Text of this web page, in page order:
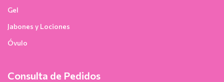
Gel
Jabones y Lociones
Óvulo
Consulta de Pedidos